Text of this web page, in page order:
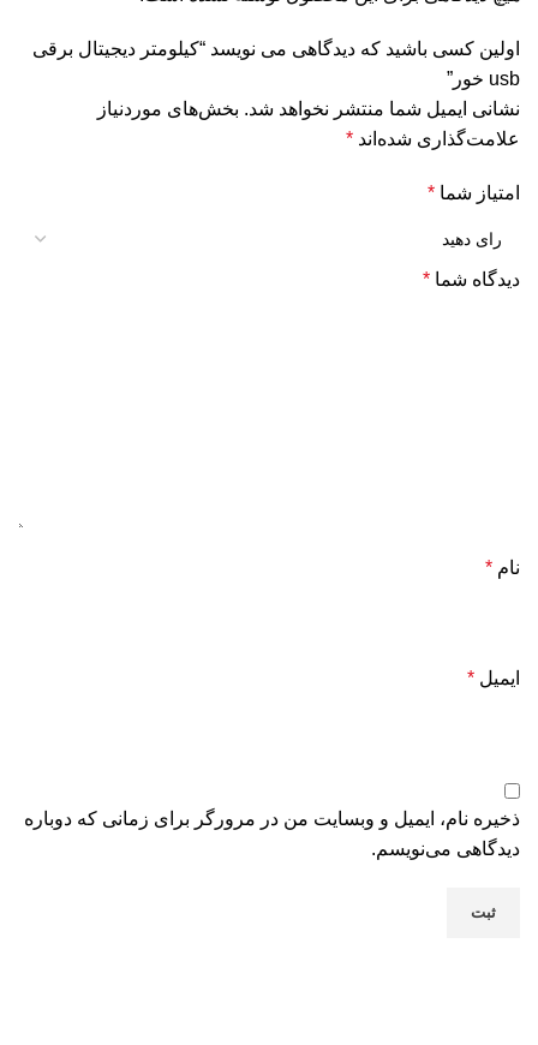
اولین کسی باشید که دیدگاهی می نویسد “کیلومتر دیجیتال برقی
usb خور”
نشانی ایمیل شما منتشر نخواهد شد. بخش‌های موردنیاز
علامت‌گذاری شده‌اند *
امتیاز شما *
دیدگاه شما *
نام *
ایمیل *
ذخیره نام، ایمیل و وبسایت من در مرورگر برای زمانی که دوباره
دیدگاهی می‌نویسم.